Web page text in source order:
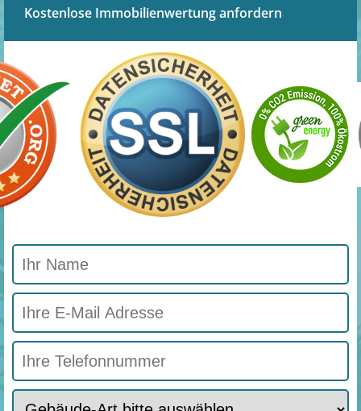
Kostenlose Immobilienwertung anfordern